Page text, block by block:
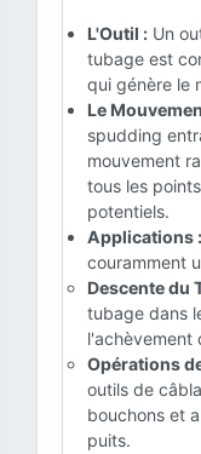
L'Outil : Un
tubage est
qui génère le
Le
spudding
mouvement
tous les
potentiels.
Applications :
couramment
Descente du
tubage dans
l'achèvement
Opérations
outils de
bouchons et
puits.